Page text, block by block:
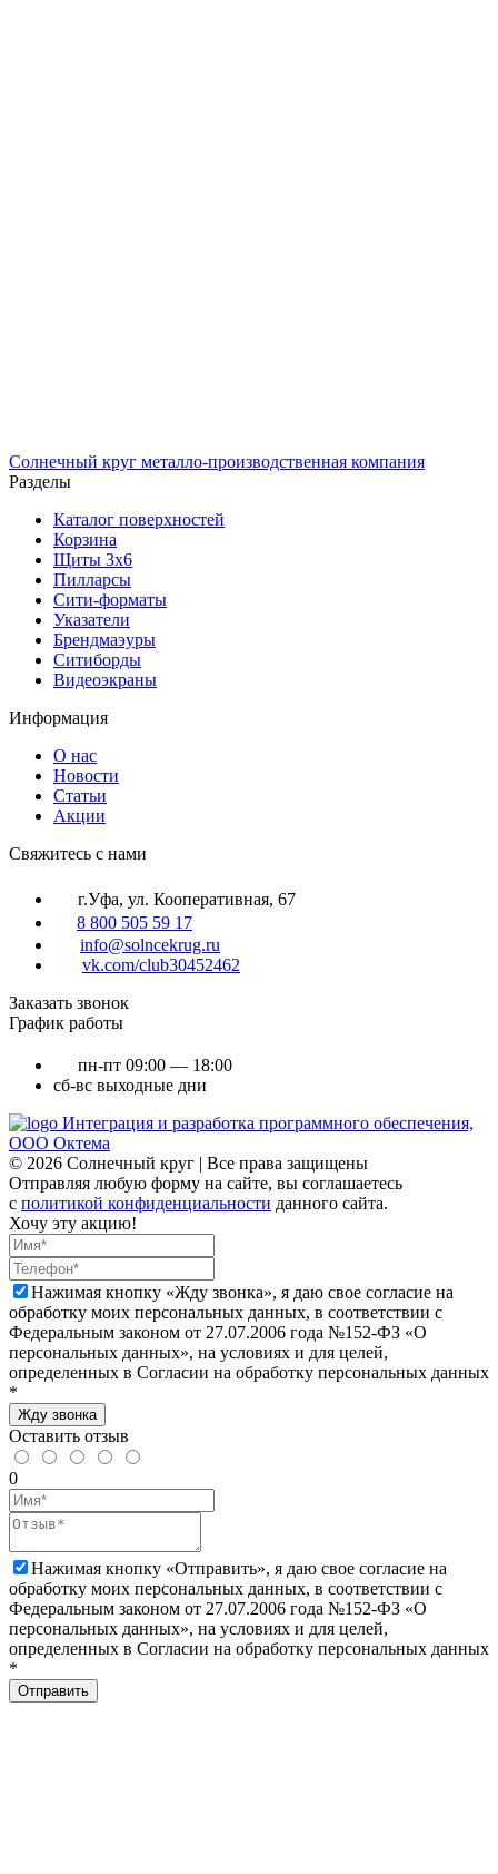
Солнечный круг металло-производственная компания
Разделы
Каталог поверхностей
Корзина
Щиты 3х6
Пилларсы
Сити-форматы
Указатели
Брендмаэуры
Ситиборды
Видеоэкраны
Информация
О нас
Новости
Статьи
Акции
Cвяжитесь с нами
г.Уфа, ул. Кооперативная, 67
8 800 505 59 17
info@solncekrug.ru
vk.com/club30452462
Заказать звонок
График работы
пн-пт 09:00 — 18:00
сб-вс выходные дни
Интеграция и разработка программного обеспечения,
ООО Октема
© 2026 Солнечный круг | Все права защищены
Отправляя любую форму на сайте, вы соглашаетесь
с политикой конфиденциальности данного сайта.
Хочу эту акцию!
Нажимая кнопку «Жду звонка», я даю свое согласие на
обработку моих персональных данных, в соответствии с
Федеральным законом от 27.07.2006 года №152-ФЗ «О
персональных данных», на условиях и для целей,
определенных в Согласии на обработку персональных данных
*
Жду звонка
Оставить отзыв
0
Нажимая кнопку «Отправить», я даю свое согласие на
обработку моих персональных данных, в соответствии с
Федеральным законом от 27.07.2006 года №152-ФЗ «О
персональных данных», на условиях и для целей,
определенных в Согласии на обработку персональных данных
*
Отправить